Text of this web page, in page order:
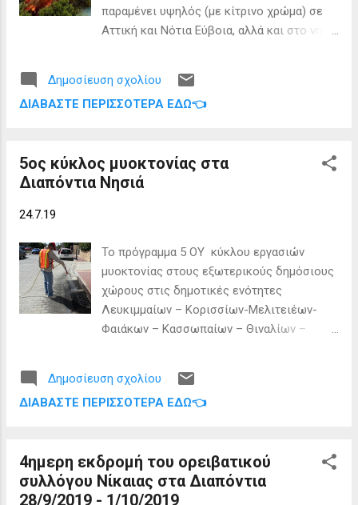
παραμένει υψηλός (με κίτρινο χρώμα) σε
Αττική και Νότια Εύβοια, αλλά και στο νησί
τα Δωδεκάνησα, αλλά και τέσσερις νομοί
της Κρήτης (πλην του νομού Χανίων).
Δημοσίευση σχολίου
ΔΙΑΒΆΣΤΕ ΠΕΡΙΣΣΌΤΕΡΑ ΕΔΏ👈
5ος κύκλος μυοκτονίας στα
Διαπόντια Νησιά
24.7.19
Το πρόγραμμα 5 ΟΥ κύκλου εργασιών
μυοκτονίας στους εξωτερικούς δημόσιους
χώρους στις δημοτικές ενότητες
Λευκιμμαίων – Κορισσίων-Μελιτειέων-
Φαιάκων – Κασσωπαίων – Θιναλίων –
εντομοκτονία, απολυμάνσεις και
οφιοαπώθηση στο δήμο Κέρκυρας 2017-
Δ.Ε. Λευκιμμαίων Παρασκευή 26/07/2019
Δ.Ε. Κορισσίων – Λευκιμμαίων Δευτέρα
29/07/2019 Δ.Ε. Μελιτειέων Τρίτη
Δημοσίευση σχολίου
ΔΙΑΒΆΣΤΕ ΠΕΡΙΣΣΌΤΕΡΑ ΕΔΏ👈
4ημερη εκδρομή του ορειβατικού
συλλόγου Νίκαιας στα Διαπόντια
28/9/2019 - 1/10/2019